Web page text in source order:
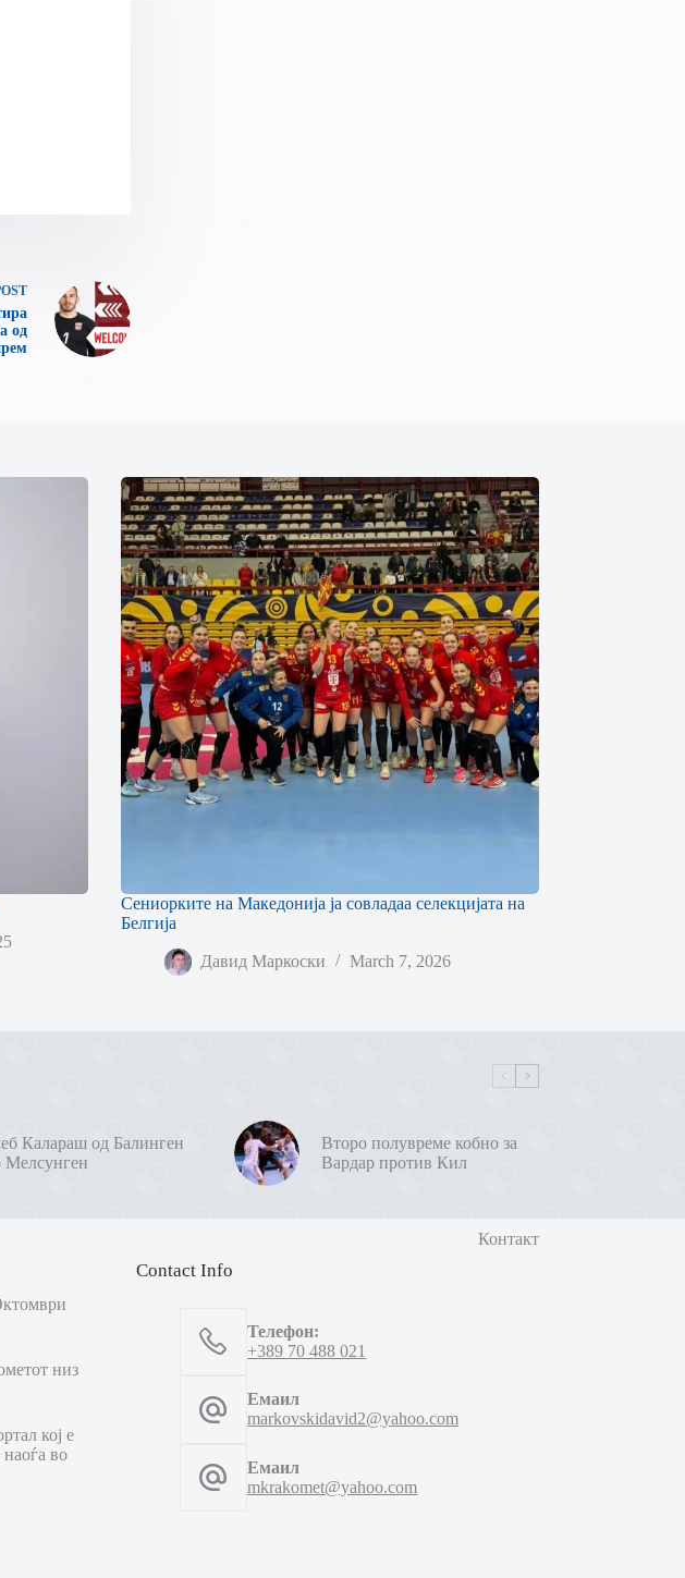
од
Сениорките на Македонија ја совладаа селекцијата на
Белгија
Давид Маркоски March 7, 2026
Калараш од Балинген
Мелсунген
Второ полувреме кобно за
Вардар против Кил
Контакт
низ
кој е
наоѓа во
Contact Info
Телефон:
+389 70 488 021
Емаил
markovskidavid2@yahoo.com
Емаил
mkrakomet@yahoo.com